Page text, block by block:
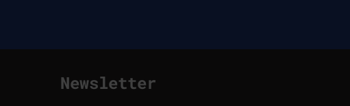
Newsletter